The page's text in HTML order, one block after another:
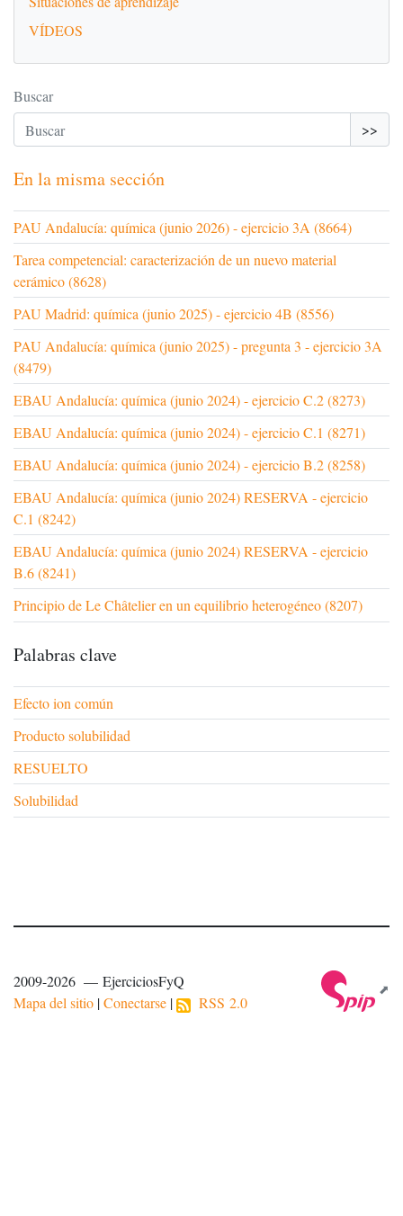
VÍDEOS
Buscar
>>
En la misma sección
PAU Andalucía: química (junio 2026) - ejercicio 3A (8664)
Tarea competencial: caracterización de un nuevo material
cerámico (8628)
PAU Madrid: química (junio 2025) - ejercicio 4B (8556)
PAU Andalucía: química (junio 2025) - pregunta 3 - ejercicio 3A
(8479)
EBAU Andalucía: química (junio 2024) - ejercicio C.2 (8273)
EBAU Andalucía: química (junio 2024) - ejercicio C.1 (8271)
EBAU Andalucía: química (junio 2024) - ejercicio B.2 (8258)
EBAU Andalucía: química (junio 2024) RESERVA - ejercicio
C.1 (8242)
EBAU Andalucía: química (junio 2024) RESERVA - ejercicio
B.6 (8241)
Principio de Le Châtelier en un equilibrio heterogéneo (8207)
Palabras clave
Efecto ion común
Producto solubilidad
RESUELTO
Solubilidad
2009-2026 — EjerciciosFyQ
Mapa del sitio |Conectarse | RSS 2.0